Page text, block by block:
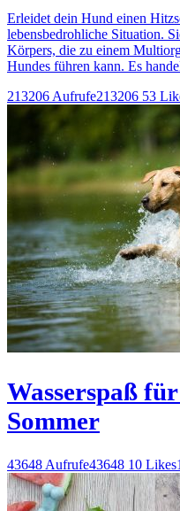
Erleidet dein Hund einen
lebensbedrohliche Situation.
Körpers, die zu einem
Hundes führen kann. Es
213206 Aufrufe213206 53
Wasserspaß
Sommer
43648 Aufrufe43648 10 Likes